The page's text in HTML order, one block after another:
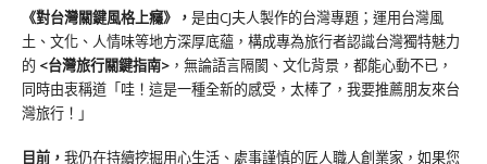
《對台灣關鍵風格上癮》 ， 是由CJ夫人製作的台灣專題；運用台灣風
土、文化、人情味等地方深厚底蘊，構成專為旅行者認識台灣獨特魅力
的 <台灣旅行關鍵指南> ，無論語言隔閡、文化背景，都能心動不已，
同時由衷稱道「哇！這是一種全新的感受，太棒了，我要推薦朋友來台
灣旅行！」
目前， 我仍在持續挖掘用心生活、處事謹慎的匠人職人創業家，如果您